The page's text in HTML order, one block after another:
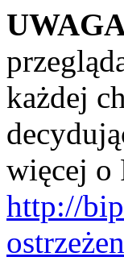
każdej
więcej o
http://